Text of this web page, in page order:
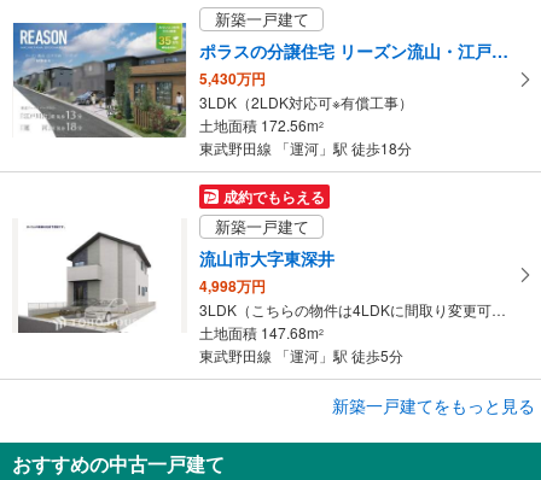
る
新築一戸建て
ポラスの分譲住宅 リーズン流山・江戸川台～緑景悠苑～
5,430万円
3LDK（2LDK対応可※有償工事）
土地面積 172.56m2
東武野田線 「運河」駅 徒歩18分
成約でもらえる
新築一戸建て
流山市大字東深井
4,998万円
3LDK（こちらの物件は4LDKに間取り変更可能です）
土地面積 147.68m2
東武野田線 「運河」駅 徒歩5分
流山市江戸川台西2丁目
新築一戸建てをもっと見る
おすすめの中古一戸建て